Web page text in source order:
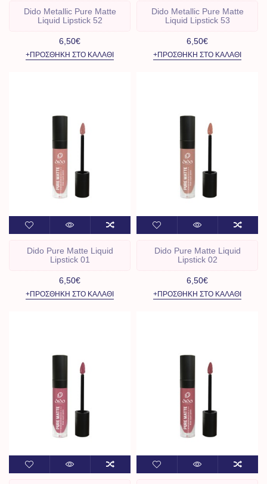
Dido Metallic Pure Matte
Liquid Lipstick 52
6,50€
+ΠΡΟΣΘΉΚΗ ΣΤΟ ΚΑΛΆΘΙ
Dido Metallic Pure Matte
Liquid Lipstick 53
6,50€
+ΠΡΟΣΘΉΚΗ ΣΤΟ ΚΑΛΆΘΙ
Dido Pure Matte Liquid
Lipstick 01
6,50€
+ΠΡΟΣΘΉΚΗ ΣΤΟ ΚΑΛΆΘΙ
Dido Pure Matte Liquid
Lipstick 02
6,50€
+ΠΡΟΣΘΉΚΗ ΣΤΟ ΚΑΛΆΘΙ